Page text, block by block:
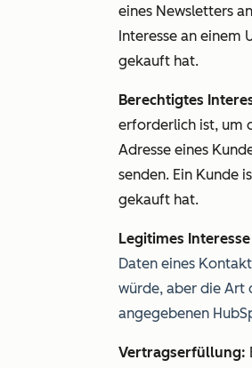
eines Newsletters
Interesse an einem
gekauft hat.
Berechtigtes
erforderlich ist, um
Adresse eines
senden. Ein Kunde
gekauft hat.
Legitimes
Daten eines
würde, aber die Art
angegebenen
Vertragserfüllung: